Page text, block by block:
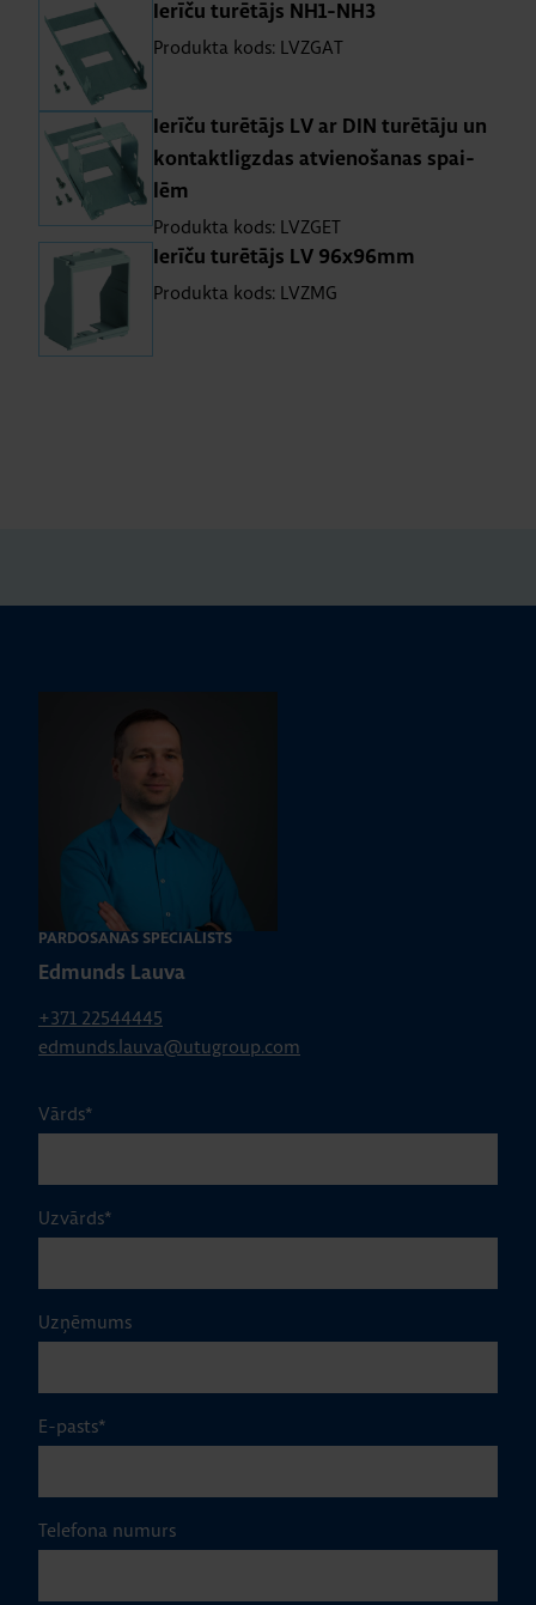
Ie­rīču tu­rē­tājs NH1-NH3
Produkta kods: LVZGAT
Ie­rīču tu­rē­tājs LV ar DIN tu­rē­tāju un
kon­tak­tlig­zdas at­vie­no­ša­nas spai­
lēm
Produkta kods: LVZGET
Ie­rīču tu­rē­tājs LV 96x96mm
Produkta kods: LVZMG
PĀRDOŠANAS SPECIĀLISTS
Edmunds Lauva
+371 22544445
edmunds.lauva@utugroup.com
Vārds*
Uzvārds*
Uzņēmums
E-pasts*
Telefona numurs